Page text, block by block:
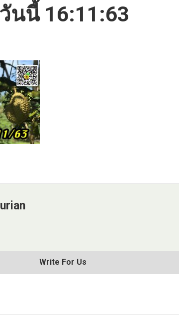
นนี้ 16:11:63
Write For Us